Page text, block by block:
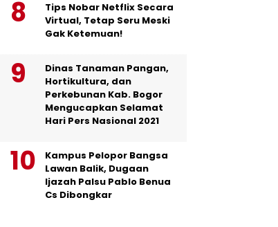
Tips Nobar Netflix Secara
Virtual, Tetap Seru Meski
Gak Ketemuan!
Dinas Tanaman Pangan,
Hortikultura, dan
Perkebunan Kab. Bogor
Mengucapkan Selamat
Hari Pers Nasional 2021
Kampus Pelopor Bangsa
Lawan Balik, Dugaan
Ijazah Palsu Pablo Benua
Cs Dibongkar